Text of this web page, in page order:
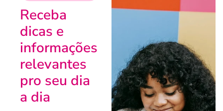
Receba
dicas e
informações
relevantes
pro seu dia
a dia